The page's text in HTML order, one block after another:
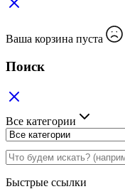
Ваша корзина пуста
Поиск
Все категории
Быстрые ссылки